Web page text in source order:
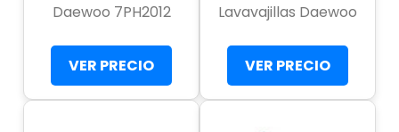
Daewoo 7PH2012
VER PRECIO
Lavavajillas Daewoo
VER PRECIO